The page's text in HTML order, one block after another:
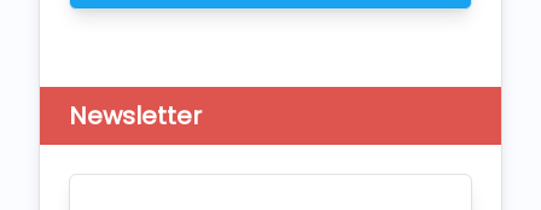
Newsletter